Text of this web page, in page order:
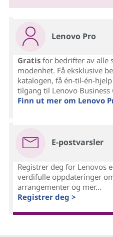
Lenovo Pro
Gratisfor bedrifter av alle
modenhet. Få eksklusive
katalogen, få én-til-én-
tilgang til Lenovo Business
Finn ut mer om Lenovo
E-postvarsler
Registrer deg for Lenovos
verdifulle oppdateringer
arrangementer og mer...
Registrer deg >